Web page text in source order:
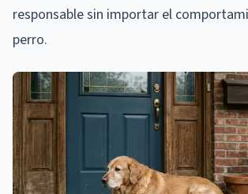
responsable sin importar el
perro.